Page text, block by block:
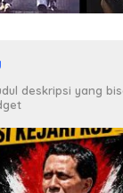
deskripsi yang